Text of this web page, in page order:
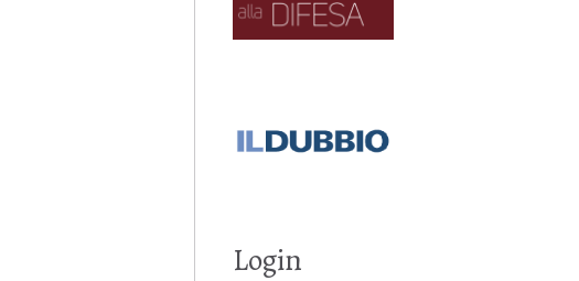
Login